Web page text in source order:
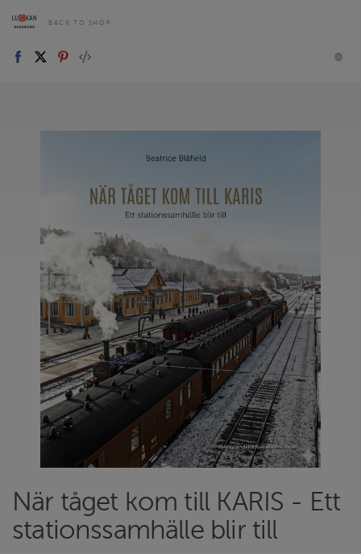
BACK TO SHOP
När tåget kom till KARIS - Ett
stationssamhälle blir till